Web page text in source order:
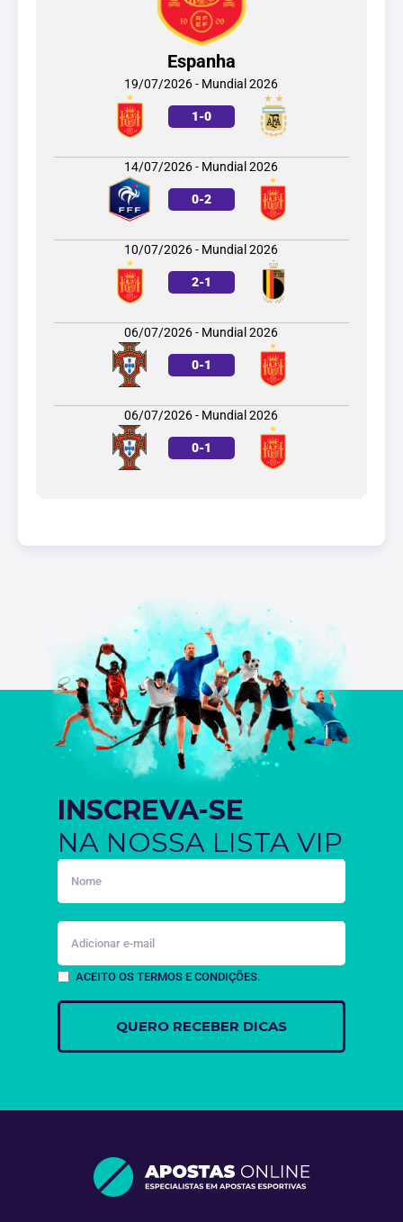
Espanha
19/07/2026 - Mundial 2026
1-0
14/07/2026 - Mundial 2026
0-2
10/07/2026 - Mundial 2026
2-1
06/07/2026 - Mundial 2026
0-1
06/07/2026 - Mundial 2026
0-1
INSCREVA-SE
NA NOSSA LISTA VIP
ACEITO OS TERMOS E CONDIÇÕES.